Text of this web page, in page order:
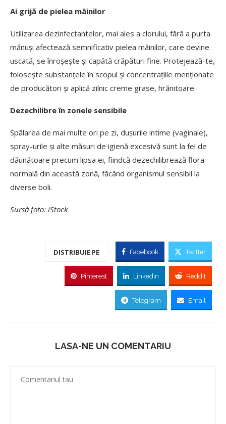
Ai grijă de pielea mâinilor
Utilizarea dezinfectantelor, mai ales a clorului, fără a purta
mănuși afectează semnificativ pielea mâinilor, care devine
uscată, se înroșește și capătă crăpături fine. Protejează-te,
folosește substanțele în scopul și concentrațiile menționate
de producători și aplică zilnic creme grase, hrănitoare.
Dezechilibre în zonele sensibile
Spălarea de mai multe ori pe zi, dușurile intime (vaginale),
spray-urile și alte măsuri de igienă excesivă sunt la fel de
dăunătoare precum lipsa ei, fiindcă dezechilibrează flora
normală din această zonă, făcând organismul sensibil la
diverse boli.
Sursă foto: iStock
DISTRIBUIE PE Facebook Twitter
Pinterest Linkedin Reddit
Telegram Email
LASA-NE UN COMENTARIU